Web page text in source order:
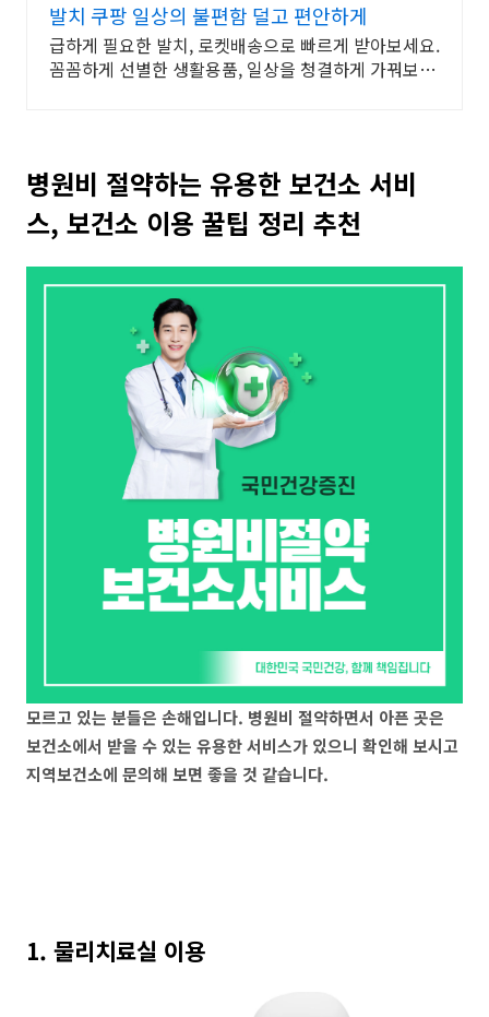
발치 쿠팡 일상의 불편함 덜고 편안하게
급하게 필요한 발치, 로켓배송으로 빠르게 받아보세요.
꼼꼼하게 선별한 생활용품, 일상을 청결하게 가꿔보세
병원비 절약하는 유용한 보건소 서비
스, 보건소 이용 꿀팁 정리 추천
모르고 있는 분들은 손해입니다. 병원비 절약하면서 아픈 곳은
보건소에서 받을 수 있는 유용한 서비스가 있으니 확인해 보시고
지역보건소에 문의해 보면 좋을 것 같습니다.
1. 물리치료실 이용